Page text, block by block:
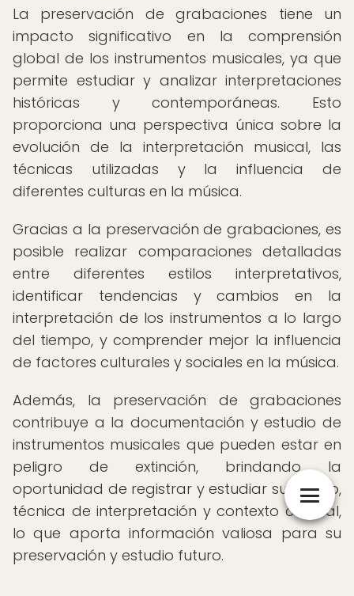
La preservación de grabaciones tiene un
impacto significativo en la comprensión
global de los instrumentos musicales, ya que
permite estudiar y analizar interpretaciones
históricas y contemporáneas. Esto
proporciona una perspectiva única sobre la
evolución de la interpretación musical, las
técnicas utilizadas y la influencia de
diferentes culturas en la música.
Gracias a la preservación de grabaciones, es
posible realizar comparaciones detalladas
entre diferentes estilos interpretativos,
identificar tendencias y cambios en la
interpretación de los instrumentos a lo largo
del tiempo, y comprender mejor la influencia
de factores culturales y sociales en la música.
Además, la preservación de grabaciones
contribuye a la documentación y estudio de
instrumentos musicales que pueden estar en
peligro de extinción, brindando la
oportunidad de registrar y estudiar su sonido,
técnica de interpretación y contexto cultural,
lo que aporta información valiosa para su
preservación y estudio futuro.